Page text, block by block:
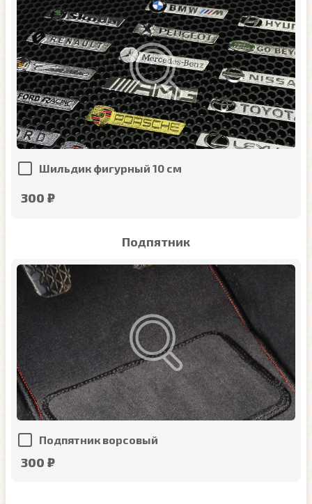
Шильдик фигурный 10 см
300 ₽
Подпятник
Подпятник ворсовый
300 ₽